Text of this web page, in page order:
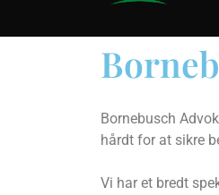
Bornebusch
hårdt for at sikre
Vi har et bredt